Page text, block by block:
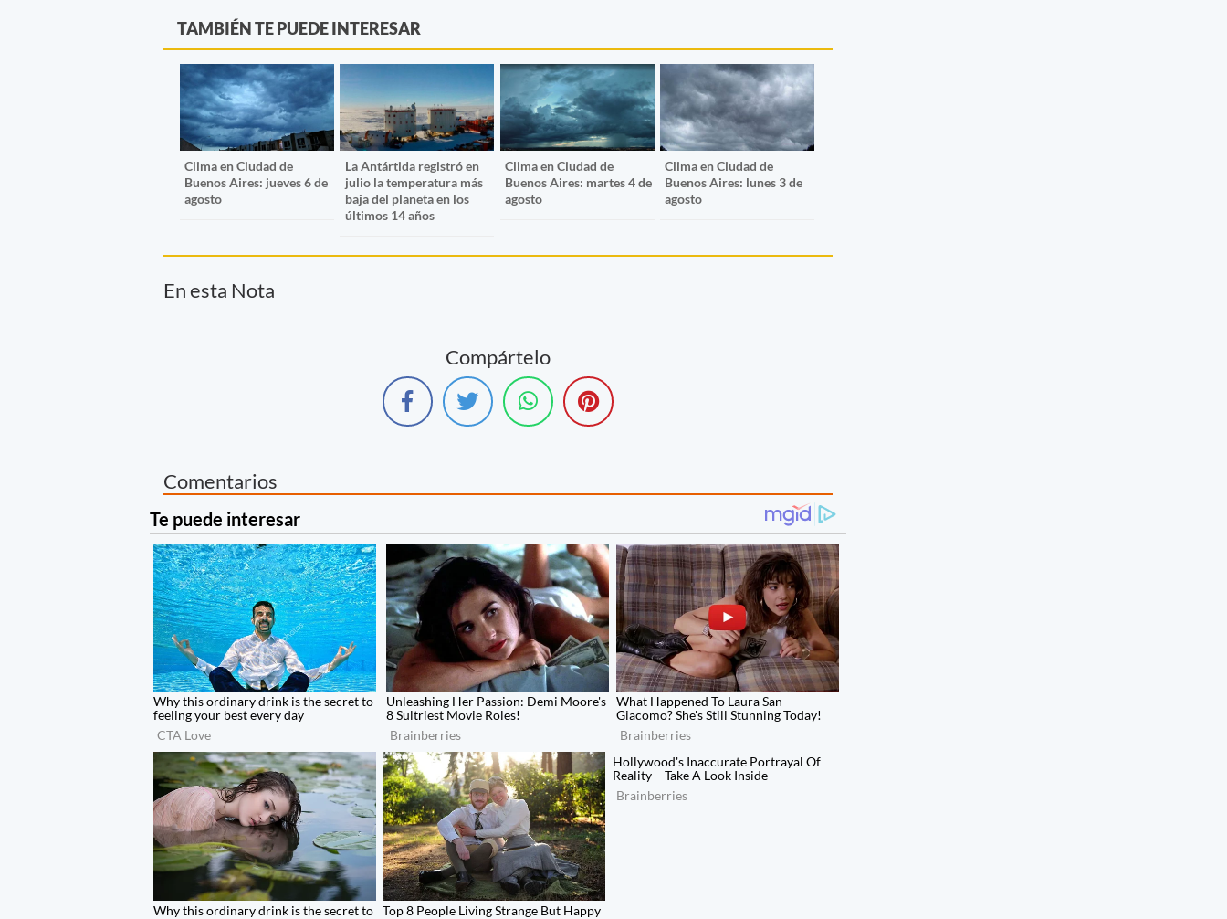
TAMBIÉN TE PUEDE INTERESAR
Clima en Ciudad de
Buenos Aires: jueves 6 de
agosto
La Antártida registró en
julio la temperatura más
baja del planeta en los
últimos 14 años
Clima en Ciudad de
Buenos Aires: martes 4 de
agosto
Clima en Ciudad de
Buenos Aires: lunes 3 de
agosto
En esta Nota
Compártelo
Comentarios